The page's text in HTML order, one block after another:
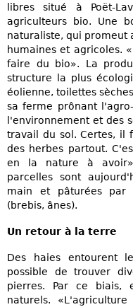
libres situé à Poët-
agriculteurs bio. Une
naturaliste, qui promeut
humaines et agricoles.
faire du bio». La
structure la plus
éolienne, toilettes
sa ferme prônant
l'environnement et des
travail du sol. Certes, il
des herbes partout.
en la nature à
parcelles sont
main et pâturées par
(brebis, ânes).
Un retour à la terre
Des haies entourent
possible de trouver
pierres. Par ce biais,
naturels.